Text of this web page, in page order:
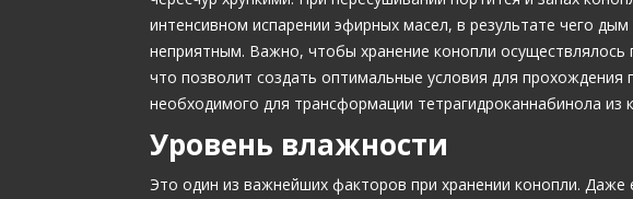
интенсивном испарении эфирных масел, в результате чего
неприятным. Важно, чтобы хранение конопли осуществлялось
что позволит создать оптимальные условия для прохождения
необходимого для трансформации тетрагидроканнабинола из
Уровень влажности
Это один из важнейших факторов при хранении конопли. Даже